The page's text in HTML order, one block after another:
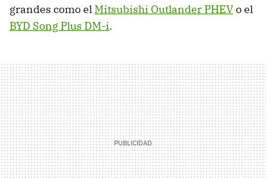
grandes como el Mitsubishi Outlander PHEVo el
BYD Song Plus DM-i.